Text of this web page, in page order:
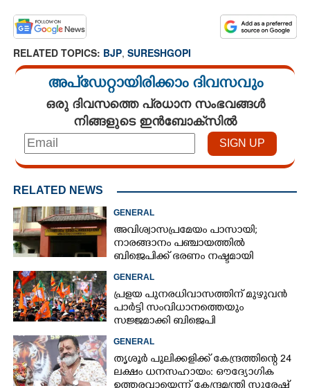
RELATED TOPICS: BJP, SURESHGOPI
അപ്ഡേറ്റായിരിക്കാം ദിവസവും
ഒരു ദിവസത്തെ പ്രധാന സംഭവങ്ങൾ
നിങ്ങളുടെ ഇൻബോക്സിൽ
RELATED NEWS
GENERAL
അവിശ്വാസപ്രമേയം പാസായി;
നാരങ്ങാനം പഞ്ചായത്തിൽ
ബിജെപിക്ക് ഭരണം നഷ്ടമായി
GENERAL
പ്രളയ പുനരധിവാസത്തിന് മുഴുവൻ
പാർട്ടി സംവിധാനത്തെയും
സജ്ജമാക്കി ബിജെപി
GENERAL
തൃശൂർ പുലിക്കളിക്ക് കേന്ദ്രത്തിന്റെ 24
ലക്ഷം ധനസഹായം: ഔദ്യോഗിക